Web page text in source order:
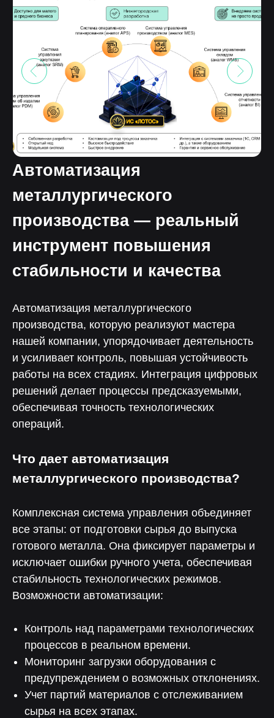
Автоматизация
металлургического
производства — реальный
инструмент повышения
стабильности и качества
Автоматизация металлургического
производства, которую реализуют мастера
нашей компании, упорядочивает деятельность
и усиливает контроль, повышая устойчивость
работы на всех стадиях. Интеграция цифровых
решений делает процессы предсказуемыми,
обеспечивая точность технологических
операций.
Что дает автоматизация
металлургического производства?
Комплексная система управления объединяет
все этапы: от подготовки сырья до выпуска
готового металла. Она фиксирует параметры и
исключает ошибки ручного учета, обеспечивая
стабильность технологических режимов.
Возможности автоматизации:
Контроль над параметрами технологических
процессов в реальном времени.
Мониторинг загрузки оборудования с
предупреждением о возможных отклонениях.
Учет партий материалов с отслеживанием
сырья на всех этапах.